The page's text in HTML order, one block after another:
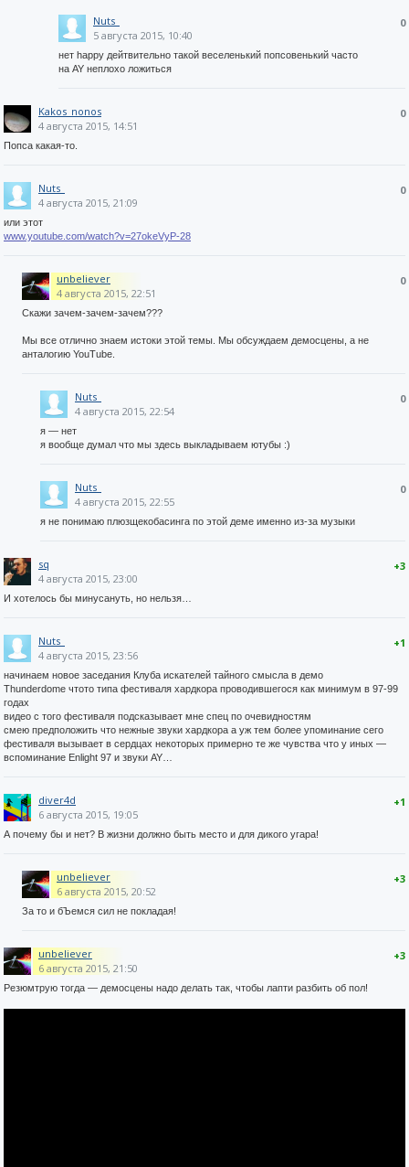
0
Nuts_
5 августа 2015, 10:40
нет happy дейтвительно такой веселенький попсовенький часто
на AY неплохо ложиться
0
Kakos_nonos
4 августа 2015, 14:51
Попса какая-то.
0
Nuts_
4 августа 2015, 21:09
или этот
www.youtube.com/watch?v=27okeVyP-28
0
unbeliever
4 августа 2015, 22:51
Скажи зачем-зачем-зачем???
Мы все отлично знаем истоки этой темы. Мы обсуждаем демосцены, а не
анталогию YouTube.
0
Nuts_
4 августа 2015, 22:54
я — нет
я вообще думал что мы здесь выкладываем ютубы :)
0
Nuts_
4 августа 2015, 22:55
я не понимаю плюзщекобасинга по этой деме именно из-за музыки
+3
sq
4 августа 2015, 23:00
И хотелось бы минусануть, но нельзя…
+1
Nuts_
4 августа 2015, 23:56
начинаем новое заседания Клуба искателей тайного смысла в демо
Thunderdome чтото типа фестиваля хардкора проводившегося как минимум в 97-99
годах
видео с того фестиваля подсказывает мне спец по очевидностям
смею предположить что нежные звуки хардкора а уж тем более упоминание сего
фестиваля вызывает в сердцах некоторых примерно те же чувства что у иных —
вспоминание Enlight 97 и звуки AY…
+1
diver4d
6 августа 2015, 19:05
А почему бы и нет? В жизни должно быть место и для дикого угара!
+3
unbeliever
6 августа 2015, 20:52
За то и бЪемся сил не покладая!
+3
unbeliever
6 августа 2015, 21:50
Резюмтрую тогда — демосцены надо делать так, чтобы лапти разбить об пол!